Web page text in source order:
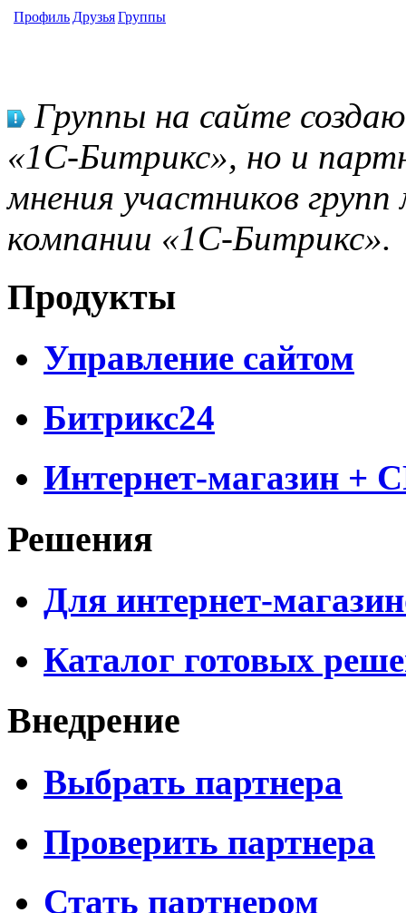
Профиль ДрузьяГруппы
Группы на сайте
«1С-Битрикс», но и
мнения участников
компании «1С-Битрикс».
Продукты
Управление сайтом
Битрикс24
Интернет-магазин +
Решения
Для интернет-
Каталог готовых
Внедрение
Выбрать партнера
Проверить партнера
Стать партнером